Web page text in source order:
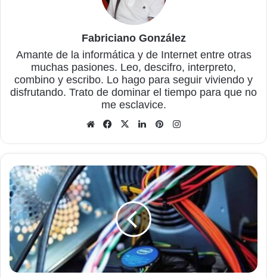
Fabriciano González
Amante de la informática y de Internet entre otras
muchas pasiones. Leo, descifro, interpreto,
combino y escribo. Lo hago para seguir viviendo y
disfrutando. Trato de dominar el tiempo para que no
me esclavice.
Sitio
Facebook
X LinkedInPinterest
Recopilar
información
sobre
dispositivos
del
sistema
con
CPU-
Z